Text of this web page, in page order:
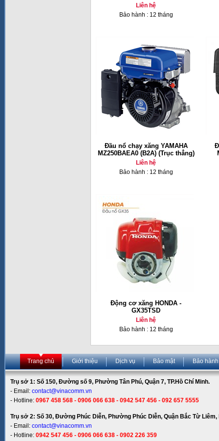
Liên hệ
Bảo hành : 12 tháng
Đầu nổ chạy xăng YAMAHA
MZ250BAEA0 (B2A) (Trục thẳng)
Liên hệ
Bảo hành : 12 tháng
Động cơ xăng HONDA -
GX35TSD
Liên hệ
Bảo hành : 12 tháng
Trang chủ Giới thiệu Dịch vụ Bảo mật Bảo hành
Trụ sở 1: Số 150, Đường số 9, Phường Tân Phú, Quận 7, TP.Hồ Chí Minh.
- Email: contact@vinacomm.vn
- Hotline: 0967 458 568 - 0906 066 638 - 0942 547 456 - 092 657 5555
Trụ sở 2: Số 30, Đường Phúc Diễn, Phường Phúc Diễn, Quận Bắc Từ Liêm,
- Email: contact@vinacomm.vn
- Hotline: 0942 547 456 - 0906 066 638 - 0902 226 359